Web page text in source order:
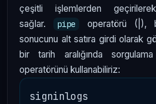
çeşitli işlemlerden
sağlar.
pipe
operatörü (|),
sonucunu alt satıra girdi olarak
bir tarih aralığında
operatörünü kullanabiliriz:
signinlogs